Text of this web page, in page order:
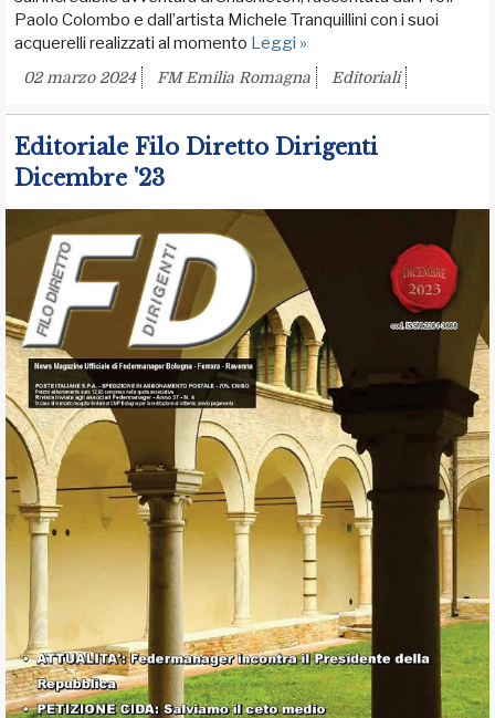
Paolo Colombo e dall’artista Michele Tranquillini con i suoi
acquerelli realizzati al momento Leggi »
02 marzo 2024 FM Emilia Romagna Editoriali
Editoriale Filo Diretto Dirigenti
Dicembre '23